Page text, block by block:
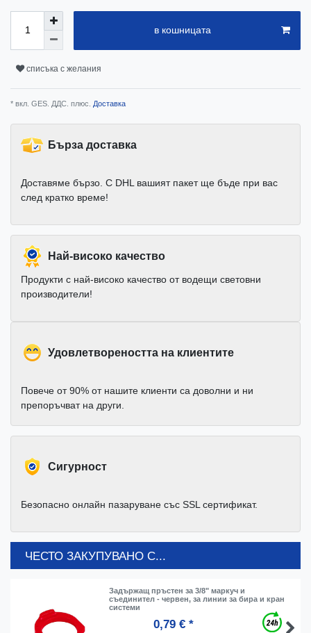
в кошницата
списъка с желания
* вкл. GES. ДДС. плюс. Доставка
Бърза доставка
Доставяме бързо. С DHL вашият пакет ще бъде при вас
след кратко време!
Най-високо качество
Продукти с най-високо качество от водещи световни
производители!
Удовлетвореността на клиентите
Повече от 90% от нашите клиенти са доволни и ни
препоръчват на други.
Cигурност
Безопасно онлайн пазаруване със SSL сертификат.
ЧЕСТО ЗАКУПУВАНО С...
Задържащ пръстен за 3/8" маркуч и
съединител - червен, за линии за бира и кран
системи
0,79 € *